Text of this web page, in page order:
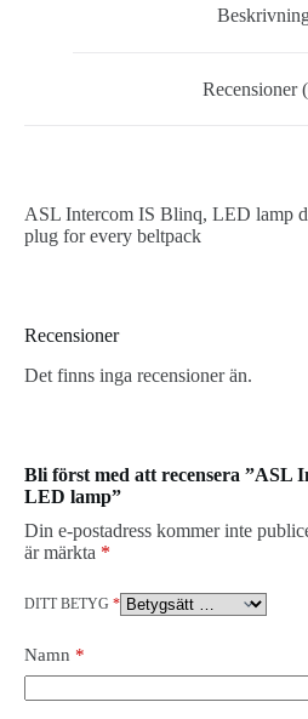
Recensioner
ASL Intercom IS Blinq, LED lamp
plug for every beltpack
Recensioner
Det finns inga recensioner än.
Bli först med att recensera ”ASL
LED lamp”
Din e-postadress kommer inte
är märkta *
DITT BETYG *
Namn *